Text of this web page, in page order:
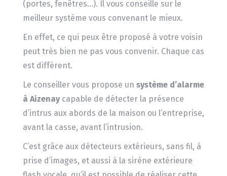
(portes, fenêtres…). Il vous conseille sur le
meilleur système vous convenant le mieux.
En effet, ce qui peux être proposé à votre voisin
peut très bien ne pas vous convenir. Chaque cas
est différent.
Le conseiller vous propose un système d’alarme
à Aizenaycapable de détecter la présence
d’intrus aux abords de la maison ou l’entreprise,
avant la casse, avant l’intrusion.
C’est grâce aux détecteurs extérieurs, sans fil, à
prise d’images, et aussi à la sirène extérieure